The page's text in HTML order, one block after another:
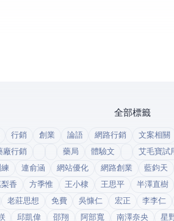
全部標籤
行銷 創業 論語 網路行銷 文案相關
廠行銷 藥局 體驗文 艾毛寶試
連俞涵 網站優化 網路創業 藍鈞天
香 方季惟 王小棣 王思平 半澤直樹
老莊思想 免費 吳慷仁 宏正 李李仁
邱凱偉 邵翔 阿部寬 南澤奈央 星